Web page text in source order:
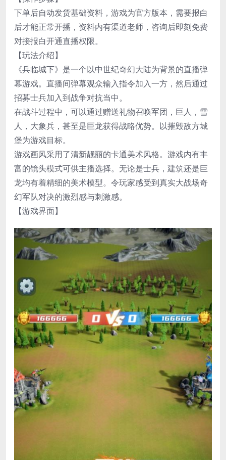
下单后自动发货基础资料，游戏为官方版本，需要报白
后才能正常开播，资料内有渠道老师，咨询后即刻免费
对接报白开通直播权限。
【玩法介绍】
《兵临城下》是一个以中世纪奇幻大陆为背景的直播弹
幕游戏。直播间弹幕观众输入指令加入一方，然后通过
招募士兵加入到战争对抗当中。
在战斗过程中，可以通过赠送礼物召唤军团，巨人，雪
人，大象兵，甚至是巨龙获得战略优势。以摧毁敌方城
堡为游戏目标。
游戏画风采用了清新靓丽的卡通美术风格。游戏内有丰
富的镜头模式可供主播选择。无论是士兵，建筑还是巨
龙均有着精细的美术模型。令玩家感受到真实大战场奇
幻军队对决的激烈感与刺激感。
【游戏界面】